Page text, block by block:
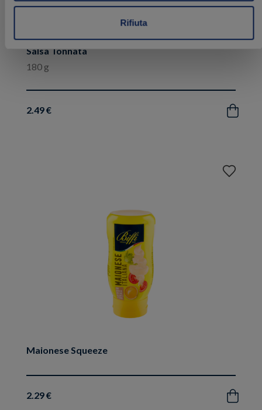
Rifiuta
Salsa Tonnata
180 g
2.49 € Acquista
Maionese Squeeze
2.29 € Acquista
Aggiungi